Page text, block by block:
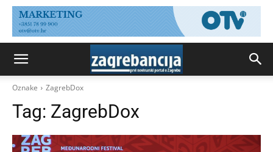
Oznake ZagrebDox
Tag: ZagrebDox